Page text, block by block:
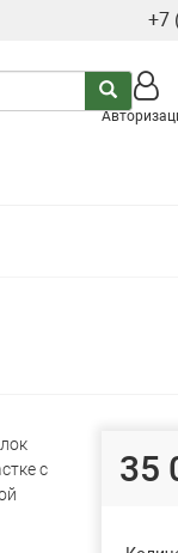
+7
с
35